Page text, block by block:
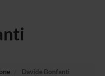
Davide Bonfanti